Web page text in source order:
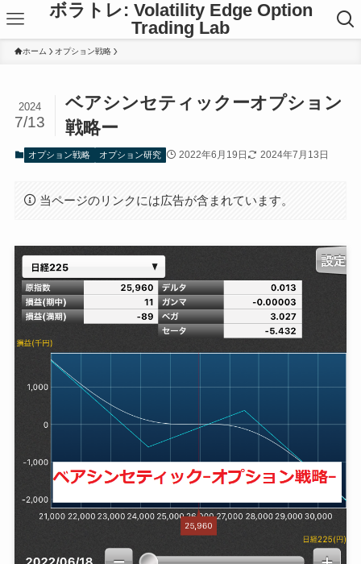
ボラトレ: Volatility Edge Option
Trading Lab
ホーム オプション戦略
ベアシンセティックーオプション
戦略ー
2024
7/13
オプション戦略 オプション研究 2022年6月19日 2024年7月13日
当ページのリンクには広告が含まれています。